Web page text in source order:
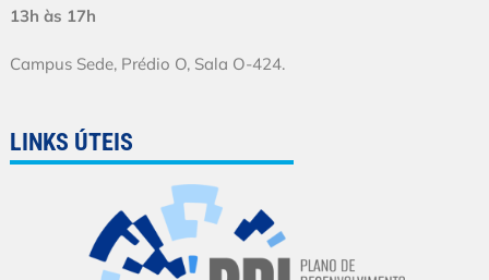
13h às 17h
Campus Sede, Prédio O, Sala O-424.
LINKS ÚTEIS